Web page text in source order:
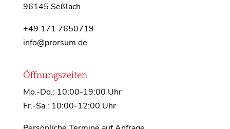
96145 Seßlach
+49 171 7650719
info@prorsum.de
Öffnungszeiten
Mo.-Do.: 10:00-19:00 Uhr
Fr.-Sa.: 10:00-12:00 Uhr